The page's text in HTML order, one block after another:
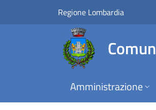
Vai al contenuto principale
Bandi diRegione Lombardia
Amministrazione